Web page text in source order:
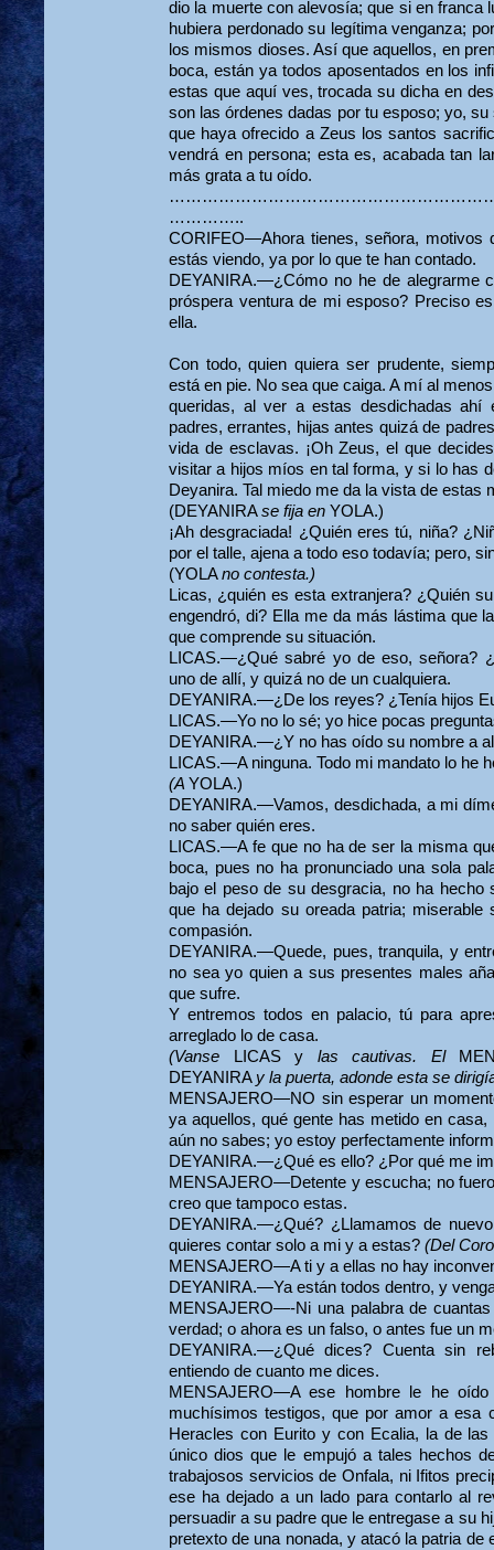
dio la muerte con alevosía; que si en franca
hubiera perdonado su legítima venganza;
los mismos dioses. Así que aquellos, en
boca, están ya todos aposentados en los
estas que aquí ves, trocada su dicha en
son las órdenes dadas por tu esposo; yo,
que haya ofrecido a Zeus los santos
vendrá en persona; esta es, acabada tan
más grata a tu oído.
…………..
CORIFEO—Ahora tienes, señora, motivos
estás viendo, ya por lo que te han contado.
DEYANIRA.—¿Cómo no he de alegrarme
próspera ventura de mi esposo? Preciso
ella.
Con todo, quien quiera ser prudente,
está en pie. No sea que caiga. A mí al
queridas, al ver a estas desdichadas ahí
padres, errantes, hijas antes quizá de
vida de esclavas. ¡Oh Zeus, el que
visitar a hijos míos en tal forma, y si lo has
Deyanira. Tal miedo me da la vista de estas
(DEYANIRAse fija en YOLA.)
¡Ah desgraciada! ¿Quién eres tú, niña?
por el talle, ajena a todo eso todavía; pero,
(YOLAno contesta.)
Licas, ¿quién es esta extranjera? ¿Quién
engendró, di? Ella me da más lástima que
que comprende su situación.
LICAS.—¿Qué sabré yo de eso, señora?
uno de allí, y quizá no de un cualquiera.
DEYANIRA.—¿De los reyes? ¿Tenía hijos
LICAS.—Yo no lo sé; yo hice pocas
DEYANIRA.—¿Y no has oído su nombre a
LICAS.—A ninguna. Todo mi mandato lo he
(A YOLA.)
DEYANIRA.—Vamos, desdichada, a mi
no saber quién eres.
LICAS.—A fe que no ha de ser la misma
boca, pues no ha pronunciado una sola
bajo el peso de su desgracia, no ha hecho
que ha dejado su oreada patria;
compasión.
DEYANIRA.—Quede, pues, tranquila, y
no sea yo quien a sus presentes males
que sufre.
Y entremos todos en palacio, tú para
arreglado lo de casa.
(Vanse
LICAS y las cautivas. El
DEYANIRA y la puerta, adonde esta se
MENSAJERO—NO sin esperar un
ya aquellos, qué gente has metido en
aún no sabes; yo estoy perfectamente
DEYANIRA.—¿Qué es ello? ¿Por qué me
MENSAJERO—Detente y escucha; no
creo que tampoco estas.
DEYANIRA.—¿Qué? ¿Llamamos de
quieres contar solo a mi y a estas? (Del
MENSAJERO—A ti y a ellas no hay
DEYANIRA.—Ya están todos dentro, y
MENSAJERO—-Ni una palabra de
verdad; o ahora es un falso, o antes fue un
DEYANIRA.—¿Qué dices? Cuenta sin
entiendo de cuanto me dices.
MENSAJERO—A ese hombre le he
muchísimos testigos, que por amor a esa
Heracles con Eurito y con Ecalia, la de
único dios que le empujó a tales hechos
trabajosos servicios de Onfala, ni Ifitos
ese ha dejado a un lado para contarlo al
persuadir a su padre que le entregase a su
pretexto de una nonada, y atacó la patria de